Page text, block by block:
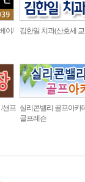
이/
김한일 치과(산호세
샌프 실리콘밸리 골프아카
골프레슨